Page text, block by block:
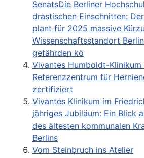
SenatsDie Berliner
drastischen Einschnitten:
plant für 2025 massive
Wissenschaftsstandort
gefährden kö
Vivantes Humboldt-Klinikum
Referenzzentrum für
zertifiziert
Vivantes Klinikum im
jähriges Jubiläum: Ein Blick
des ältesten kommunalen
Berlins
Vom Steinbruch ins Atelier